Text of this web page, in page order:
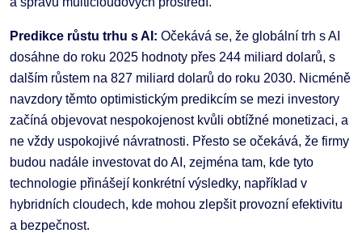
Predikce růstu trhu s AI: Očekává se, že globální trh s AI
dosáhne do roku 2025 hodnoty přes 244 miliard dolarů, s
dalším růstem na 827 miliard dolarů do roku 2030. Nicméně
navzdory těmto optimistickým predikcím se mezi investory
začíná objevovat nespokojenost kvůli obtížné monetizaci, a
ne vždy uspokojivé návratnosti. Přesto se očekává, že firmy
budou nadále investovat do AI, zejména tam, kde tyto
technologie přinášejí konkrétní výsledky, například v
hybridních cloudech, kde mohou zlepšit provozní efektivitu
a bezpečnost.